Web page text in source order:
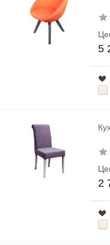
5
2